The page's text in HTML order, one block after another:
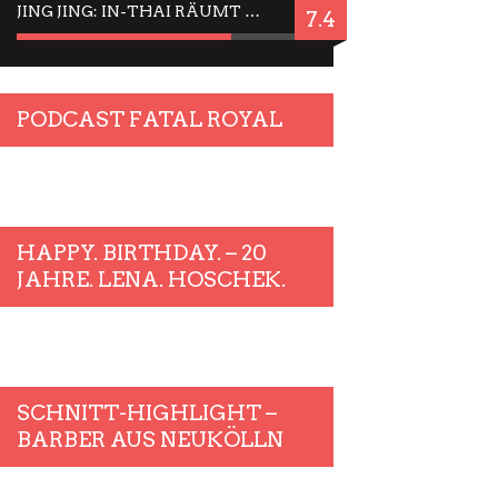
JING JING: IN-THAI RÄUMT WIEDER TITEL AB – EIN ZWEI-STUNDEN-ERLEBNISBERICHT 7.4
PODCAST FATAL ROYAL
HAPPY. BIRTHDAY. – 20
JAHRE. LENA. HOSCHEK.
SCHNITT-HIGHLIGHT –
BARBER AUS NEUKÖLLN